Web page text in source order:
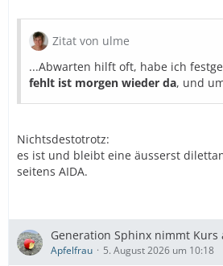
Zitat von ulme
...Abwarten hilft oft, habe ich
fehlt ist morgen wieder da, und
Nichtsdestotrotz:
es ist und bleibt eine äusserst
seitens AIDA.
Generation Sphinx nimmt
Apfelfrau 5. August 2026 um 10:18